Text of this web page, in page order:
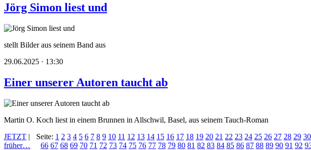
Jörg Simon liest und
stellt Bilder aus seinem Band aus
29.06.2025 · 13:30
Einer unserer Autoren taucht ab
Martin O. Koch liest in einem Brunnen in Allschwil, Basel, aus seinem Tauch-Roman
JETZT |
früher…
Seite: 1 2 3 4 5 6 7 8 9 10 11 12 13 14 15 16 17 18 19 20 21 22 23 24 25 26 27 28 29 30
66 67 68 69 70 71 72 73 74 75 76 77 78 79 80 81 82 83 84 85 86 87 88 89 90 91 92